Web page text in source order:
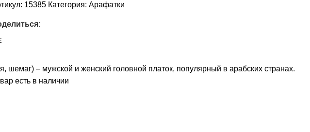
15385 Категория: Арафатки
– мужской и женский головной платок, популярный в арабских странах.
есть в наличии